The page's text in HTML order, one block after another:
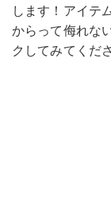
します！アイテ
からって侮れな
クしてみてくだ